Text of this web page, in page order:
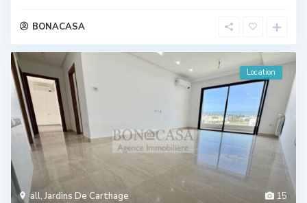
BONACASA
15
all,Jardins De Carthage
Location